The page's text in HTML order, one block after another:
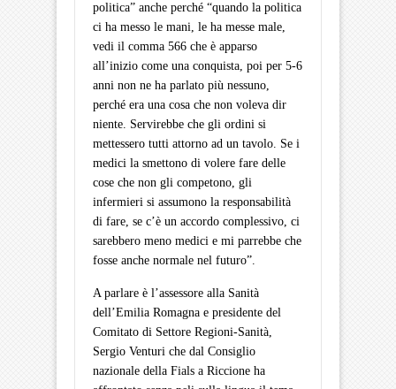
politica” anche perché “quando la politica
ci ha messo le mani, le ha messe male,
vedi il comma 566 che è apparso
all’inizio come una conquista, poi per 5-6
anni non ne ha parlato più nessuno,
perché era una cosa che non voleva dir
niente. Servirebbe che gli ordini si
mettessero tutti attorno ad un tavolo. Se i
medici la smettono di volere fare delle
cose che non gli competono, gli
infermieri si assumono la responsabilità
di fare, se c’è un accordo complessivo, ci
sarebbero meno medici e mi parrebbe che
fosse anche normale nel futuro”.
A parlare è l’assessore alla Sanità
dell’Emilia Romagna e presidente del
Comitato di Settore Regioni-Sanità,
Sergio Venturi che dal Consiglio
nazionale della Fials a Riccione ha